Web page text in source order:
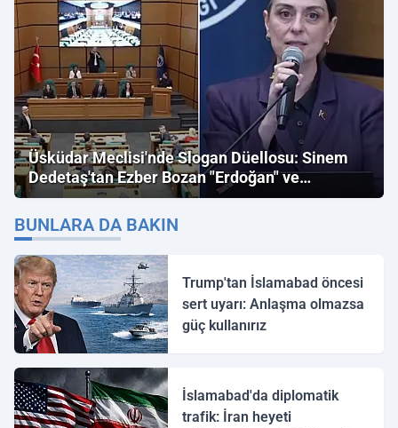
Üsküdar Meclisi'nde Slogan Düellosu: Sinem
Dedetaş'tan Ezber Bozan "Erdoğan" ve
"İmamoğlu" Çıkışı!
BUNLARA DA BAKIN
Trump'tan İslamabad öncesi
sert uyarı: Anlaşma olmazsa
güç kullanırız
İslamabad'da diplomatik
trafik: İran heyeti